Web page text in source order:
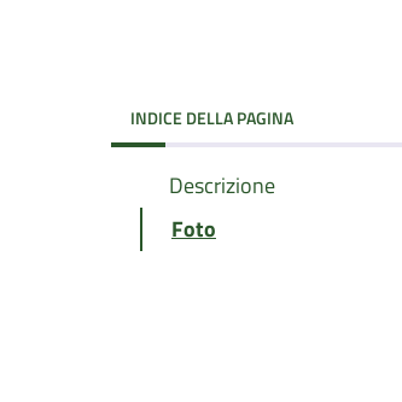
INDICE DELLA PAGINA
Descrizione
Foto